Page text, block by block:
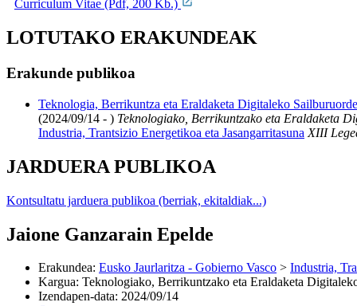
Curriculum Vitae (Pdf, 200 Kb.)
LOTUTAKO ERAKUNDEAK
Erakunde publikoa
Teknologia, Berrikuntza eta Eraldaketa Digitaleko
(2024/09/14 - ) Teknologiako, Berrikuntzako eta Eraldaketa
Industria, Trantsizio Energetikoa eta Jasangarritasuna XIII
JARDUERA PUBLIKOA
Kontsultatu jarduera publikoa (berriak, ekitaldiak...)
Jaione Ganzarain Epelde
Erakundea: Eusko Jaurlaritza - Gobierno Vasco > Industria,
Kargua: Teknologiako, Berrikuntzako eta Eraldaketa
Izendapen-data: 2024/09/14